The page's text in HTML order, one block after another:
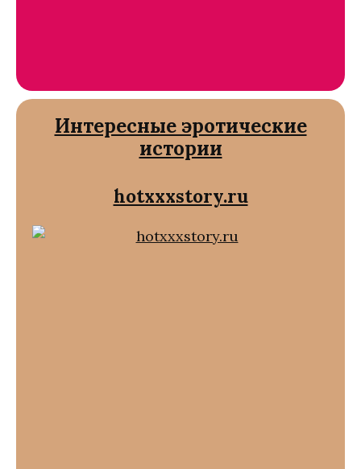
Интересные эротические
истории
hotxxxstory.ru